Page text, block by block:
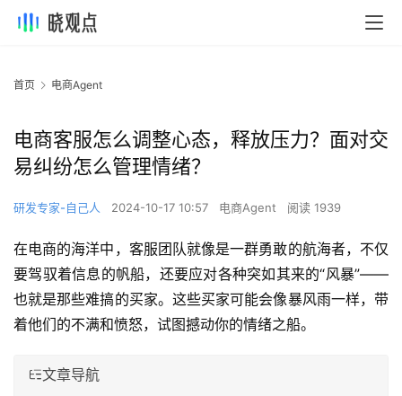
首页 电商Agent
电商客服怎么调整心态，释放压力？面对交
易纠纷怎么管理情绪？
研发专家-自己人 2024-10-17 10:57 电商Agent 阅读 1939
在电商的海洋中，客服团队就像是一群勇敢的航海者，不仅
要驾驭着信息的帆船，还要应对各种突如其来的“风暴”——
也就是那些难搞的买家。这些买家可能会像暴风雨一样，带
着他们的不满和愤怒，试图撼动你的情绪之船。
文章导航